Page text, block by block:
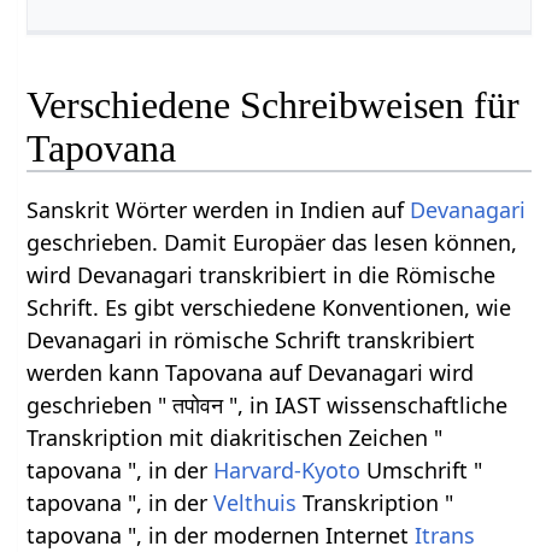
Verschiedene Schreibweisen für
Tapovana
Sanskrit Wörter werden in Indien auf Devanagari
geschrieben. Damit Europäer das lesen können,
wird Devanagari transkribiert in die Römische
Schrift. Es gibt verschiedene Konventionen, wie
Devanagari in römische Schrift transkribiert
werden kann Tapovana auf Devanagari wird
geschrieben " तपोवन ", in IAST wissenschaftliche
Transkription mit diakritischen Zeichen "
tapovana ", in der Harvard-Kyoto Umschrift "
tapovana ", in derVelthuis Transkription "
tapovana ", in der modernen InternetItrans